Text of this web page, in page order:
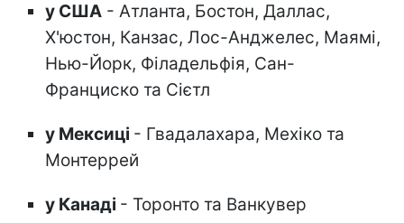
у США - Атланта, Бостон, Даллас,
Х'юстон, Канзас, Лос-Анджелес, Маямі,
Нью-Йорк, Філадельфія, Сан-
Франциско та Сієтл
у Мексиці - Гвадалахара, Мехіко та
Монтеррей
у Канаді - Торонто та Ванкувер